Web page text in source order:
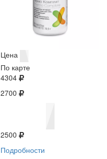
Цена
По карте
4304
2700
2500
Подробности